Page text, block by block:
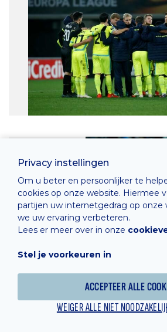
Privacy instellingen
Om u beter en persoonlijker te
cookies op onze website. Hiermee
partijen uw internetgedrag op onze
we uw ervaring verbeteren.
Lees er meer over in onze
Stel je voorkeuren in
ACCEPTEER ALLE
WEIGER ALLE NIET